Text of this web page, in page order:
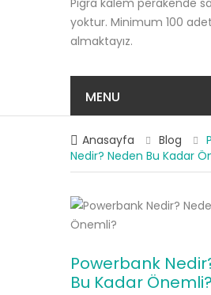
Pigra kalem perakende
yoktur. Minimum 100
almaktayız.
MENU
Anasayfa Blog
Nedir? Neden Bu Kadar
Powerbank
Bu Kadar Önemli?